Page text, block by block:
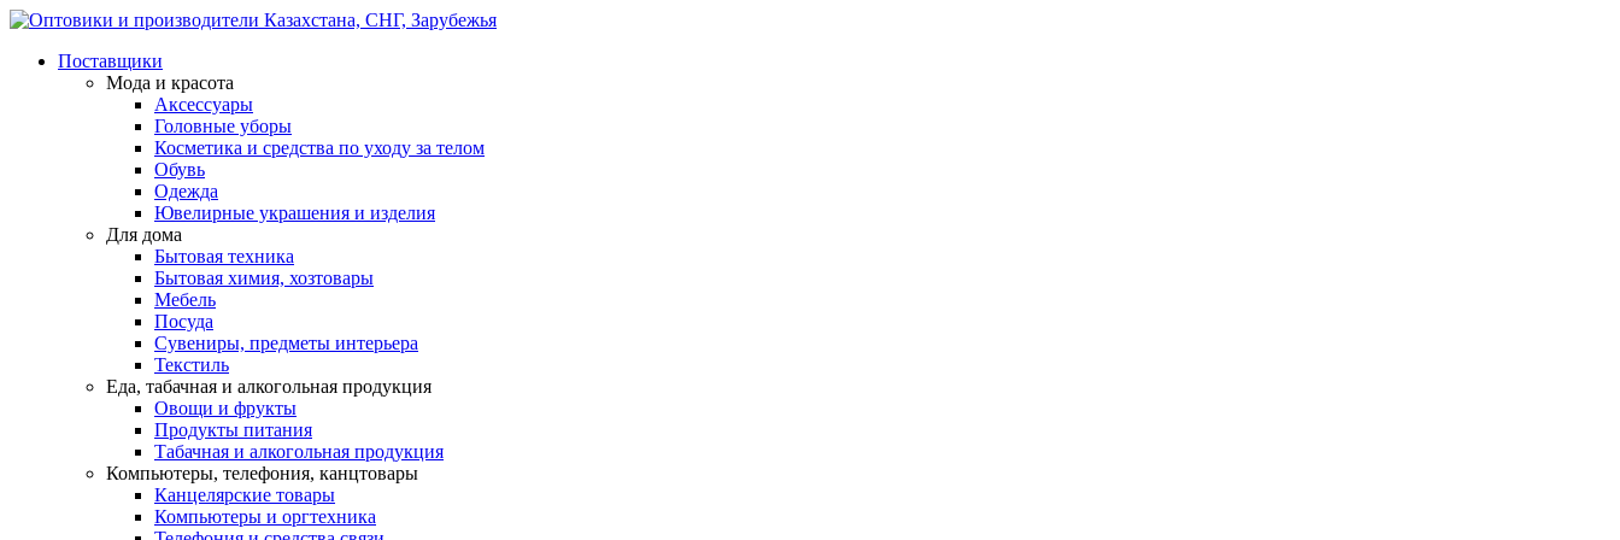
Поставщики
Мода и красота
Аксессуары
Головные уборы
Косметика и средства по уходу за телом
Обувь
Одежда
Ювелирные украшения и изделия
Для дома
Бытовая техника
Бытовая химия, хозтовары
Мебель
Посуда
Сувениры, предметы интерьера
Текстиль
Еда, табачная и алкогольная продукция
Овощи и фрукты
Продукты питания
Табачная и алкогольная продукция
Компьютеры, телефония, канцтовары
Канцелярские товары
Компьютеры и оргтехника